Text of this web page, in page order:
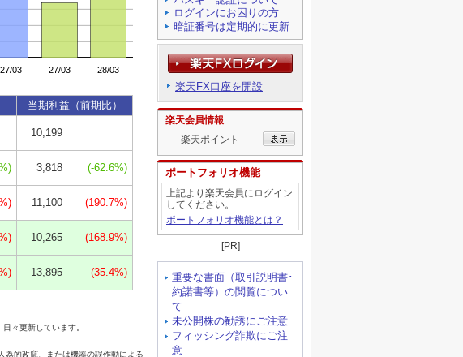
ログインにお困りの方
暗証番号は定期的に更新
楽天FX口座を開設
楽天会員情報
楽天ポイント
ポートフォリオ機能
上記より楽天会員にログイン
してください。
ポートフォリオ機能とは？
[PR]
重要な書面（取引説明書･
約諾書等）の閲覧につい
て
未公開株の勧誘にご注意
フィッシング詐欺にご注
意